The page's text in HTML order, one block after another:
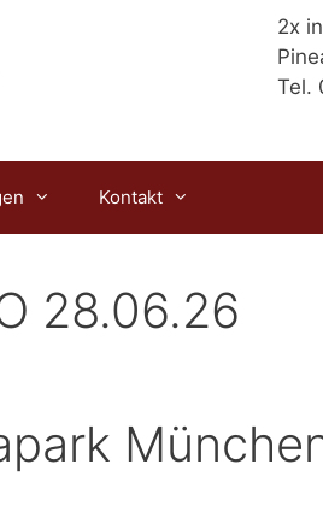
2x
Tel.
Kontakt
28.06.26